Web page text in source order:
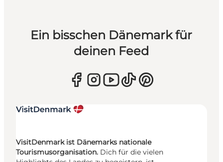
Ein bisschen Dänemark für
deinen Feed
VisitDenmark ist Dänemarks nationale
Tourismusorganisation. Dich für die vielen